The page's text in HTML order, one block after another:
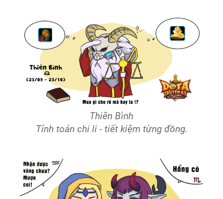
Thiên Bình
Tính toán chi li - tiết kiệm từng đồng.